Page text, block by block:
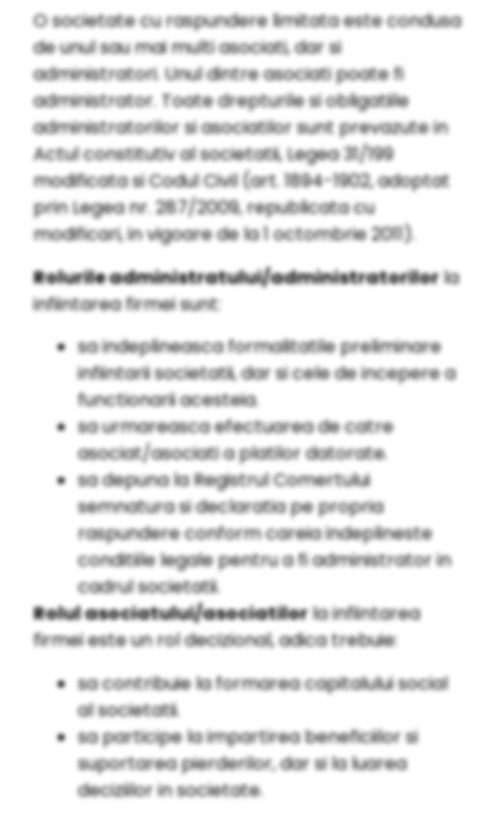
O societate cu raspundere limitata este condusa
de unul sau mai multi asociati, dar si
administratori. Unul dintre asociati poate fi
administrator. Toate drepturile si obligatiile
administratorilor si asociatilor sunt prevazute in
Actul constitutiv al societatii, Legea 31/199
modificata si Codul Civil (art. 1894-1902, adoptat
prin Legea nr. 287/2009, republicata cu
modificari, in vigoare de la 1 octombrie 2011).
Rolurile administratului/administratorilorla
infiintarea firmei sunt:
sa indeplineasca formalitatile preliminare
infiintarii societatii, dar si cele de incepere a
functionarii acesteia.
sa urmareasca efectuarea de catre
asociat/asociati a platilor datorate.
sa depuna la Registrul Comertului
semnatura si declaratia pe propria
raspundere conform careia indeplineste
conditiile legale pentru a fi administrator in
cadrul societatii.
Rolul asociatului/asociatilorla infiintarea
firmei este un rol decizional, adica trebuie:
sa contribuie la formarea capitalului social
al societatii.
sa participe la impartirea beneficiilor si
suportarea pierderilor, dar si la luarea
deciziilor in societate.